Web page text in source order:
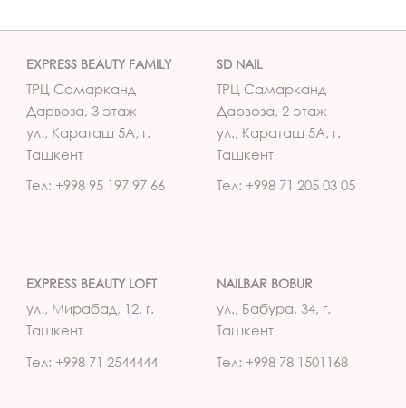
EXPRESS BEAUTY FAMILY
ТРЦ Самарканд
Дарвоза, 3 этаж
ул., Караташ 5А, г.
Ташкент
Тел: +998 95 197 97 66
SD NAIL
ТРЦ Самарканд
Дарвоза, 2 этаж
ул., Караташ 5А, г.
Ташкент
Тел: +998 71 205 03 05
EXPRESS BEAUTY LOFT
ул., Мирабад, 12, г.
Ташкент
Тел: +998 71 2544444
NAILBAR BOBUR
ул., Бабура, 34, г.
Ташкент
Тел: +998 78 1501168